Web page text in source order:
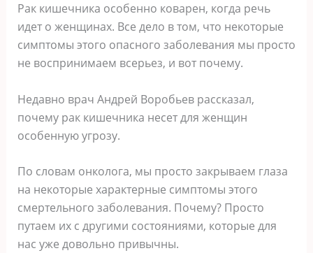
Рак кишечника особенно коварен, когда речь
идет о женщинах. Все дело в том, что некоторые
симптомы этого опасного заболевания мы просто
не воспринимаем всерьез, и вот почему.
Недавно врач Андрей Воробьев рассказал,
почему рак кишечника несет для женщин
особенную угрозу.
По словам онколога, мы просто закрываем глаза
на некоторые характерные симптомы этого
смертельного заболевания. Почему? Просто
путаем их с другими состояниями, которые для
нас уже довольно привычны.